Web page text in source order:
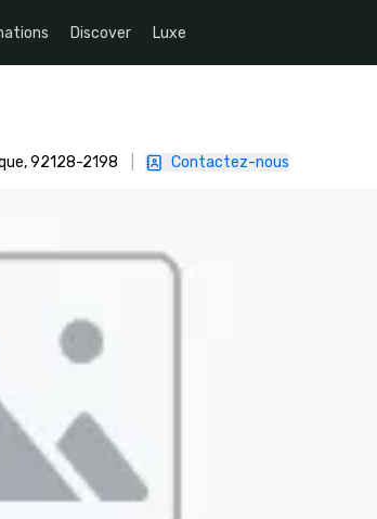
Discover Luxe
92128-2198 Contactez-nous